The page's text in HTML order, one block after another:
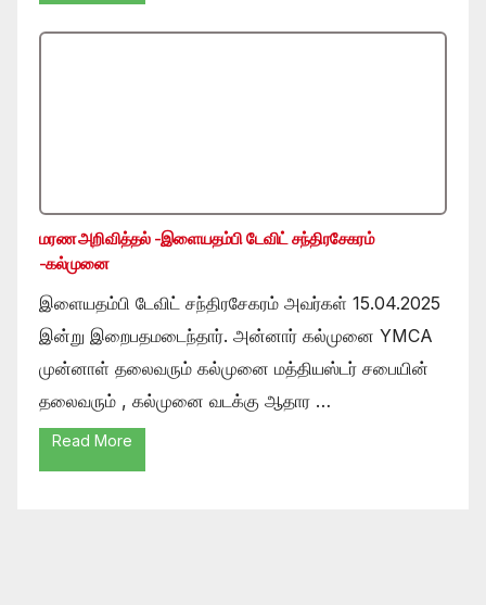
மரண அறிவித்தல் -இளையதம்பி டேவிட் சந்திரசேகரம்
-கல்முனை
இளையதம்பி டேவிட் சந்திரசேகரம் அவர்கள் 15.04.2025
இன்று இறைபதமடைந்தார். அன்னார் கல்முனை YMCA
முன்னாள் தலைவரும் கல்முனை மத்தியஸ்டர் சபையின்
தலைவரும் , கல்முனை வடக்கு ஆதார …
Read More